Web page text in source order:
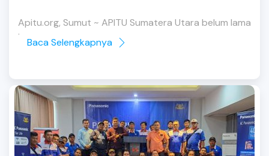
Apitu.org, Sumut ~ APITU Sumatera Utara belum lama
ini merayakan ...
Baca Selengkapnya